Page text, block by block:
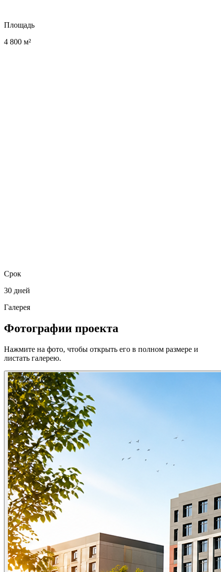
Площадь
4 800 м²
Срок
30 дней
Галерея
Фотографии проекта
Нажмите на фото, чтобы открыть его в полном размере и
листать галерею.